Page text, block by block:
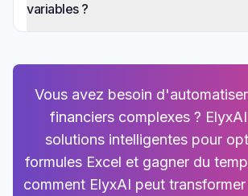
variables ?
Vous avez besoin
financiers complexes ?
solutions intelligentes pour
formules Excel et gagner du
comment ElyxAI peut